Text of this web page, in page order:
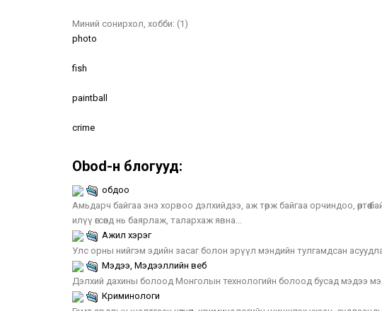
Миний сонирхол, хобби: (1)
photo
fish
paintball
crime
Obod-н блогууд:
обдоо
Амьдарч байгаа энэ хорвоо дэлхийдээ, аж төрж байгаа орчиндоо, өөртөө
илүү өгсөнд нь баярлаж, талархаж явна...
Ажил хэрэг
Улс орны нийгэм эдийн засаг болон эрүүл мэндийн тулгамдсан
Мэдээ, Мэдээллийн веб
Дэлхий дахины болоод Монголын технологийн болоод бусад мэдээ
Криминологи